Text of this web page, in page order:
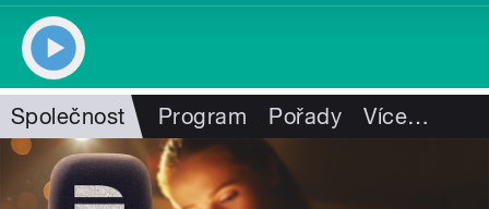
Společnost Program Pořady Více…